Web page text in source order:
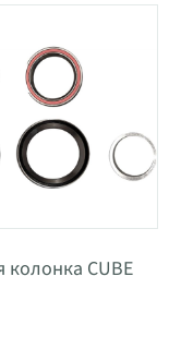
колонка CUBE